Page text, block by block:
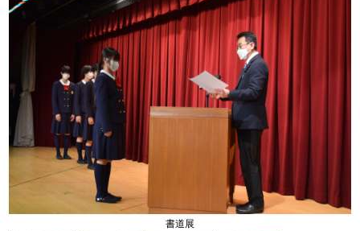
書道展